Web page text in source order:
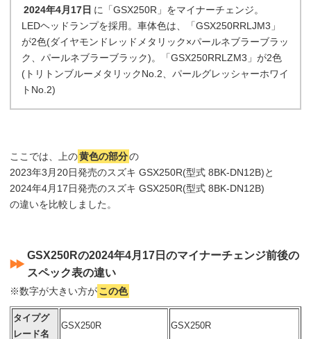
2024年4月17日 に「GSX250R」をマイナーチェンジ。
LEDヘッドランプを採用。車体色は、「GSX250RRLJM3」
が2色(ダイヤモンドレッドメタリック×パールネブラーブラッ
ク、パールネブラーブラック)。「GSX250RRLZM3」が2色
(トリトンブルーメタリックNo.2、パールグレッシャーホワイ
トNo.2)
ここでは、上の黄色の部分の
2023年3月20日発売のスズキ GSX250R(型式 8BK-DN12B)と
2024年4月17日発売のスズキ GSX250R(型式 8BK-DN12B)
の違いを比較しました。
GSX250Rの2024年4月17日のマイナーチェンジ前後の
スペック表の違い
※数字が大きい方がこの色
タイプグ
レード名
GSX250R GSX250R